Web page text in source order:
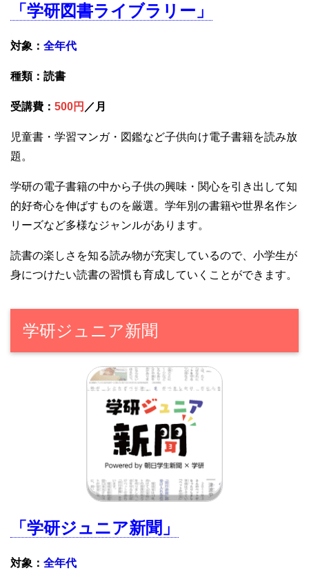
「学研図書ライブラリー」
対象： 全年代
種類：読書
受講費： 500円 ／月
児童書・学習マンガ・図鑑など子供向け電子書籍を読み放
題。
学研の電子書籍の中から子供の興味・関心を引き出して知
的好奇心を伸ばすものを厳選。学年別の書籍や世界名作シ
リーズなど多様なジャンルがあります。
読書の楽しさを知る読み物が充実しているので、小学生が
身につけたい読書の習慣も育成していくことができます。
学研ジュニア新聞
「学研ジュニア新聞」
対象： 全年代